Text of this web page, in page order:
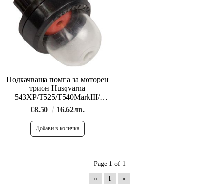
Подкачваща помпа за моторен
трион Husqvarna
543XP/T525/T540MarkIII/
моторни коси
243/553RS/553RBX
€8.50 16.62лв.
Page 1 of 1
« 1 »